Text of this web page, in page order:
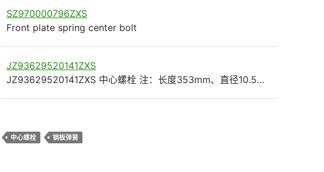
SZ970000796ZXS
Front plate spring center bolt
JZ93629520141ZXS
JZ93629520141ZXS 中心螺栓 注：长度353mm、直径10.5…
中心螺栓 钢板弹簧